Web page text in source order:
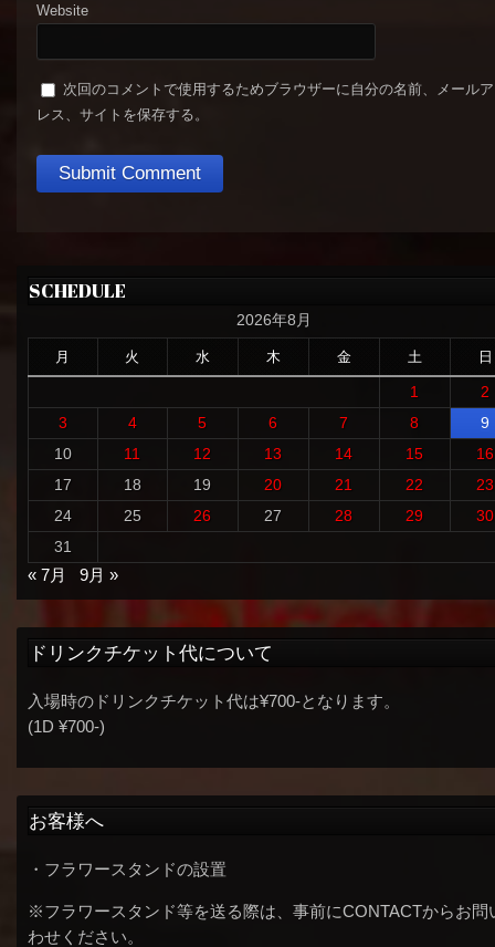
Website
次回のコメントで使用するためブラウザーに自分の名前、メール
レス、サイトを保存する。
SCHEDULE
2026年8月
月 火 水 木 金 土 日
1
2
3
4 5 6 7 8
9
10
11 12 13 14 15
16
17
18 19 20 21 22
23
24
25 26 27 28 29
30
31
« 7月
9月 »
ドリンクチケット代について
入場時のドリンクチケット代は¥700-となります。
(1D ¥700-)
お客様へ
・フラワースタンドの設置
※フラワースタンド等を送る際は、事前にCONTACTからお問
わせください。